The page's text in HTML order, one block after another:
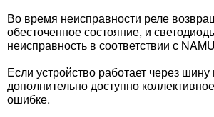
Во время неисправности реле
обесточенное состояние, и
неисправность в соответствии с
Если устройство работает через шину
дополнительно доступно
ошибке.